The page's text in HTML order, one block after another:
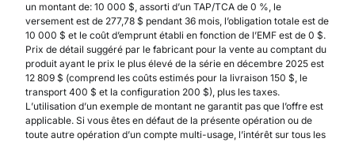
un montant de: 10 000 $, assorti d’un TAP/TCA de 0 %, le
versement est de 277,78 $ pendant 36 mois, l’obligation totale est de
10 000 $ et le coût d’emprunt établi en fonction de l’EMF est de 0 $.
Prix de détail suggéré par le fabricant pour la vente au comptant du
produit ayant le prix le plus élevé de la série en décembre 2025 est
12 809 $ (comprend les coûts estimés pour la livraison 150 $, le
transport 400 $ et la configuration 200 $), plus les taxes.
L’utilisation d’un exemple de montant ne garantit pas que l’offre est
applicable. Si vous êtes en défaut de la présente opération ou de
toute autre opération d’un compte multi-usage, l’intérêt sur tous les